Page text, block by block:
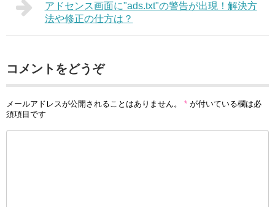
アドセンス画面に"ads.txt"の警告が出現！解決方
法や修正の仕方は？
コメントをどうぞ
メールアドレスが公開されることはありません。 * が付いている欄は必
須項目です